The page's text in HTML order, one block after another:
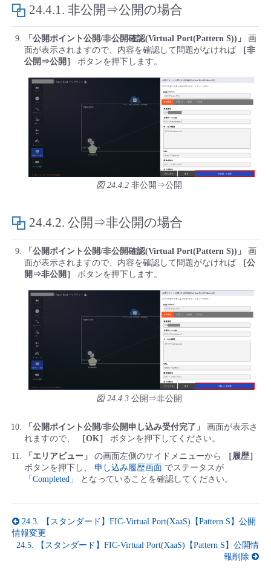
24.4.1. 非公開⇒公開の場合
「公開ポイント公開/非公開確認(Virtual Port(Pattern S))」
画
面が表示されますので、内容を確認して問題がなければ
［非
公開⇒公開］
ボタンを押下します。
図 24.4.2 非公開⇒公開
24.4.2. 公開⇒非公開の場合
「公開ポイント公開/非公開確認(Virtual Port(Pattern S))」
画
面が表示されますので、内容を確認して問題がなければ
［公
開⇒非公開］
ボタンを押下します。
図 24.4.3 公開⇒非公開
「公開ポイント公開/非公開申し込み受付完了」
画面が表示さ
れますので、
［OK］
ボタンを押下してください。
「エリアビュー」
の画面左側のサイドメニューから
［履歴］
ボタンを押下し、 申し込み履歴画面 でステータスが
「Completed」
となっていることを確認してください。
24.3.
【スタンダード】FIC-Virtual Port(XaaS)【Pattern S】公開
情報変更
24.5.
【スタンダード】FIC-Virtual Port(XaaS)【Pattern S】公開情
報削除